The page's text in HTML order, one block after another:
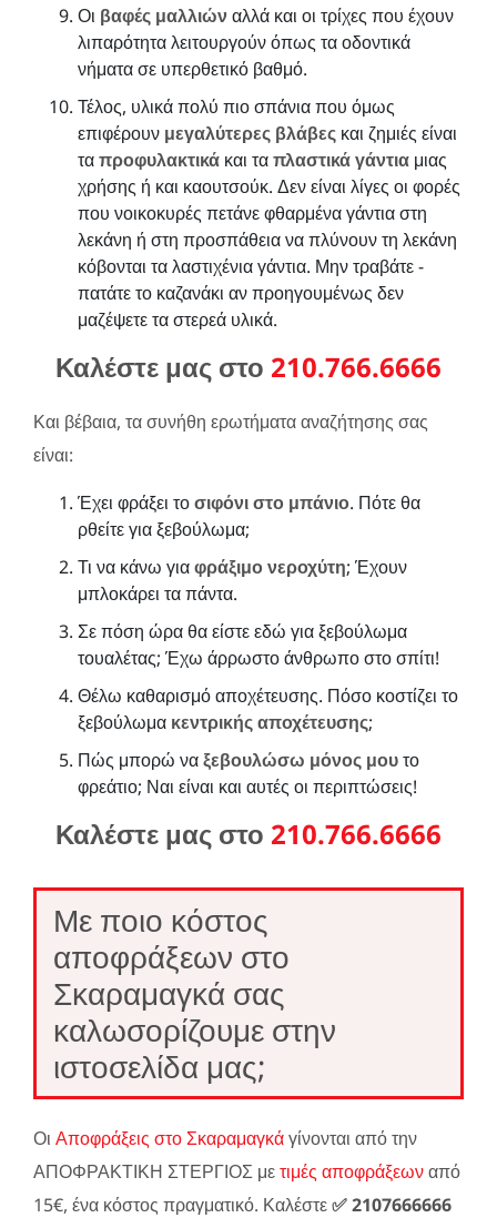
Οι βαφές μαλλιώναλλά και οι τρίχες που έχουν
λιπαρότητα λειτουργούν όπως τα οδοντικά
νήματα σε υπερθετικό βαθμό.
Τέλος, υλικά πολύ πιο σπάνια που όμως
επιφέρουν μεγαλύτερες βλάβες και ζημιές είναι
ταπροφυλακτικά και ταπλαστικά γάντια μιας
χρήσης ή και καουτσούκ. Δεν είναι λίγες οι φορές
που νοικοκυρές πετάνε φθαρμένα γάντια στη
λεκάνη ή στη προσπάθεια να πλύνουν τη λεκάνη
κόβονται τα λαστιχένια γάντια. Μην τραβάτε -
πατάτε το καζανάκι αν προηγουμένως δεν
μαζέψετε τα στερεά υλικά.
Καλέστε μας στο 210.766.6666
Και βέβαια, τα συνήθη ερωτήματα αναζήτησης σας
είναι:
Έχει φράξει τοσιφόνι στο μπάνιο. Πότε θα
ρθείτε για ξεβούλωμα;
Τι να κάνω γιαφράξιμο νεροχύτη; Έχουν
μπλοκάρει τα πάντα.
Σε πόση ώρα θα είστε εδώ για ξεβούλωμα
τουαλέτας; Έχω άρρωστο άνθρωπο στο σπίτι!
Θέλω καθαρισμό αποχέτευσης. Πόσο κοστίζει το
ξεβούλωμα κεντρικής αποχέτευσης;
Πώς μπορώ ναξεβουλώσω μόνος μουτο
φρεάτιο; Ναι είναι και αυτές οι περιπτώσεις!
Καλέστε μας στο 210.766.6666
Με ποιο κόστος
αποφράξεων στο
Σκαραμαγκά σας
καλωσορίζουμε στην
ιστοσελίδα μας;
Οι Αποφράξεις στο Σκαραμαγκάγίνονται από την
ΑΠΟΦΡΑΚΤΙΚΗ ΣΤΕΡΓΙΟΣ μετιμές αποφράξεωναπό
15€, ένα κόστος πραγματικό. Καλέστε✅ 2107666666